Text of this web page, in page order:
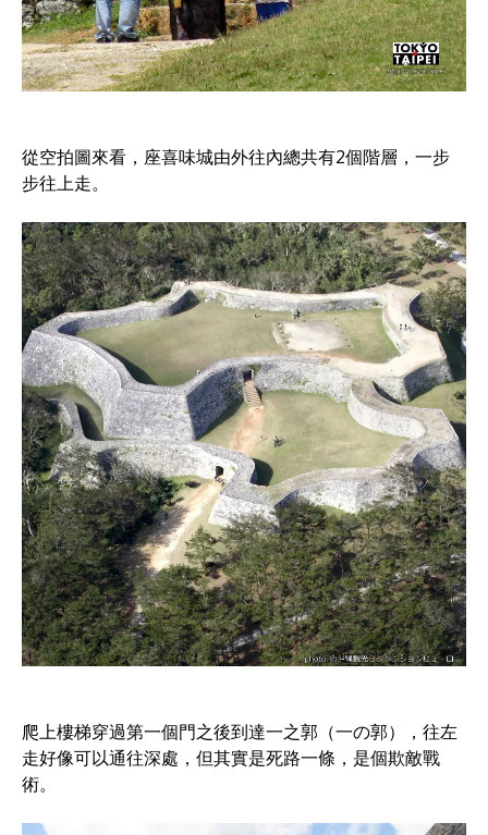
從空拍圖來看，座喜味城由外往內總共有2個階層，一步
步往上走。
爬上樓梯穿過第一個門之後到達一之郭（一の郭），往左
走好像可以通往深處，但其實是死路一條，是個欺敵戰
術。